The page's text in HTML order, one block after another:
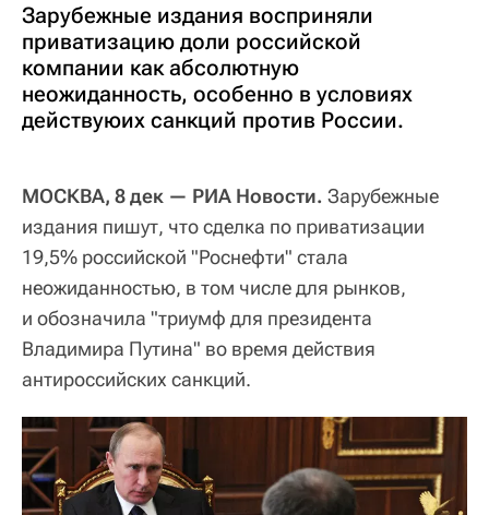
Зарубежные издания восприняли
приватизацию доли российской
компании как абсолютную
неожиданность, особенно в условиях
действуюих санкций против России.
МОСКВА, 8 дек — РИА Новости. Зарубежные
издания пишут, что сделка по приватизации
19,5% российской "Роснефти" стала
неожиданностью, в том числе для рынков,
и обозначила "триумф для президента
Владимира Путина" во время действия
антироссийских санкций.